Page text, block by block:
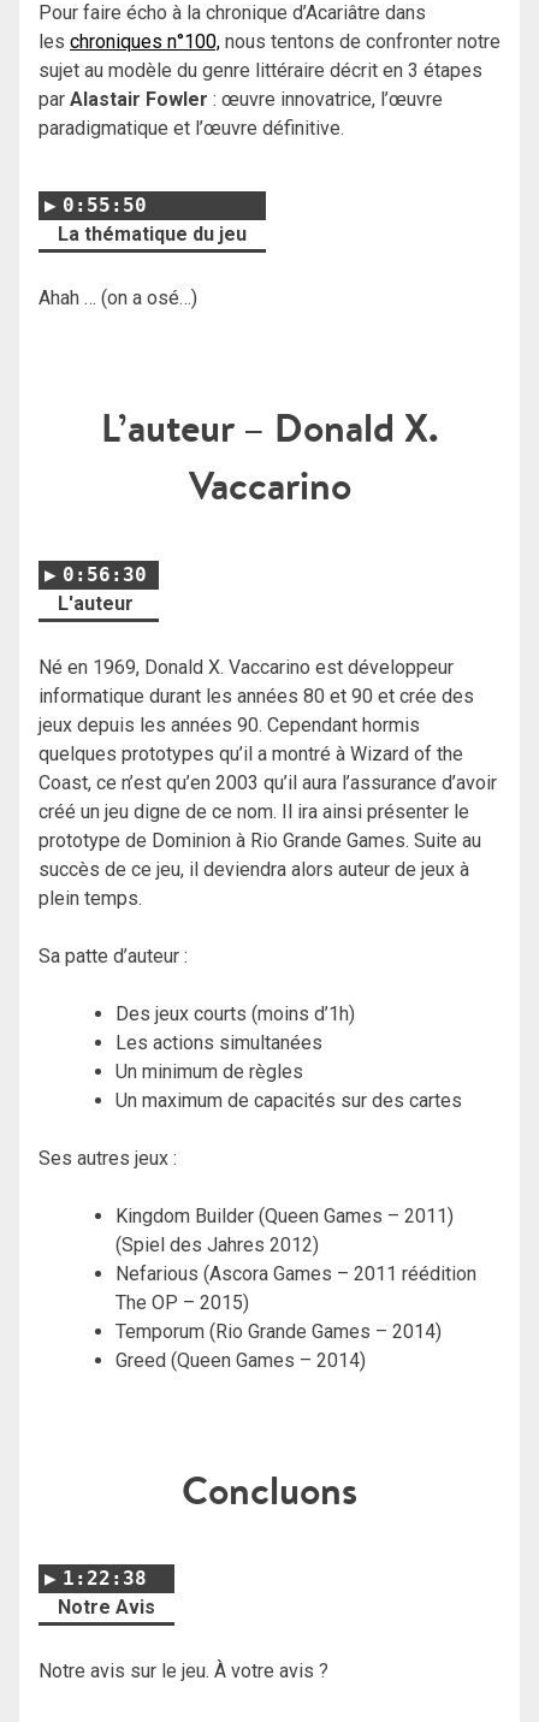
Pour faire écho à la chronique d’Acariâtre dans
les chroniques n°100, nous tentons de confronter notre
sujet au modèle du genre littéraire décrit en 3 étapes
par Alastair Fowler : œuvre innovatrice, l’œuvre
paradigmatique et l’œuvre définitive.
0:55:50
La thématique du jeu
Ahah … (on a osé…)
L’auteur – Donald X.
Vaccarino
0:56:30
L'auteur
Né en 1969, Donald X. Vaccarino est développeur
informatique durant les années 80 et 90 et crée des
jeux depuis les années 90. Cependant hormis
quelques prototypes qu’il a montré à Wizard of the
Coast, ce n’est qu’en 2003 qu’il aura l’assurance d’avoir
créé un jeu digne de ce nom. Il ira ainsi présenter le
prototype de Dominion à Rio Grande Games. Suite au
succès de ce jeu, il deviendra alors auteur de jeux à
plein temps.
Sa patte d’auteur :
Des jeux courts (moins d’1h)
Les actions simultanées
Un minimum de règles
Un maximum de capacités sur des cartes
Ses autres jeux :
Kingdom Builder (Queen Games – 2011)
(Spiel des Jahres 2012)
Nefarious (Ascora Games – 2011 réédition
The OP – 2015)
Temporum (Rio Grande Games – 2014)
Greed (Queen Games – 2014)
Concluons
1:22:38
Notre Avis
Notre avis sur le jeu. À votre avis ?